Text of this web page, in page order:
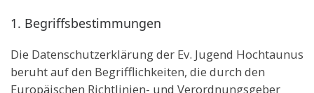
1. Begriffsbestimmungen
Die Datenschutzerklärung der Ev. Jugend Hochtaunus
beruht auf den Begrifflichkeiten, die durch den
Europäischen Richtlinien- und Verordnungsgeber